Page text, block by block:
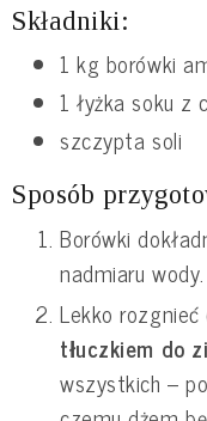
Składniki:
1 kg borówki
1 łyżka soku z
szczypta soli
Sposób
Borówki
nadmiaru
Lekko
tłuczkiem do
wszystkich –